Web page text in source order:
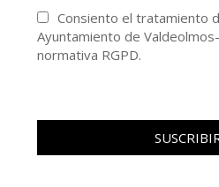
Consiento el tratamiento
Ayuntamiento de
normativa RGPD.